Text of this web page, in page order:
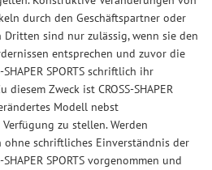
durch den Geschäftspartner oder
sind nur zulässig, wenn sie den
entsprechen und zuvor die
SPORTS schriftlich ihr
Zweck ist CROSS-SHAPER
Modell nebst
zu stellen. Werden
schriftliches Einverständnis der
SPORTS vorgenommen und